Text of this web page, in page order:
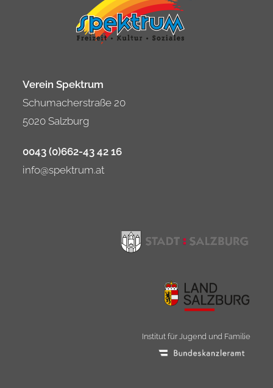
Verein Spektrum
Schumacherstraße 20
5020 Salzburg
0043 (0)662-43 42 16
info@spektrum.at
Institut für Jugend und Familie